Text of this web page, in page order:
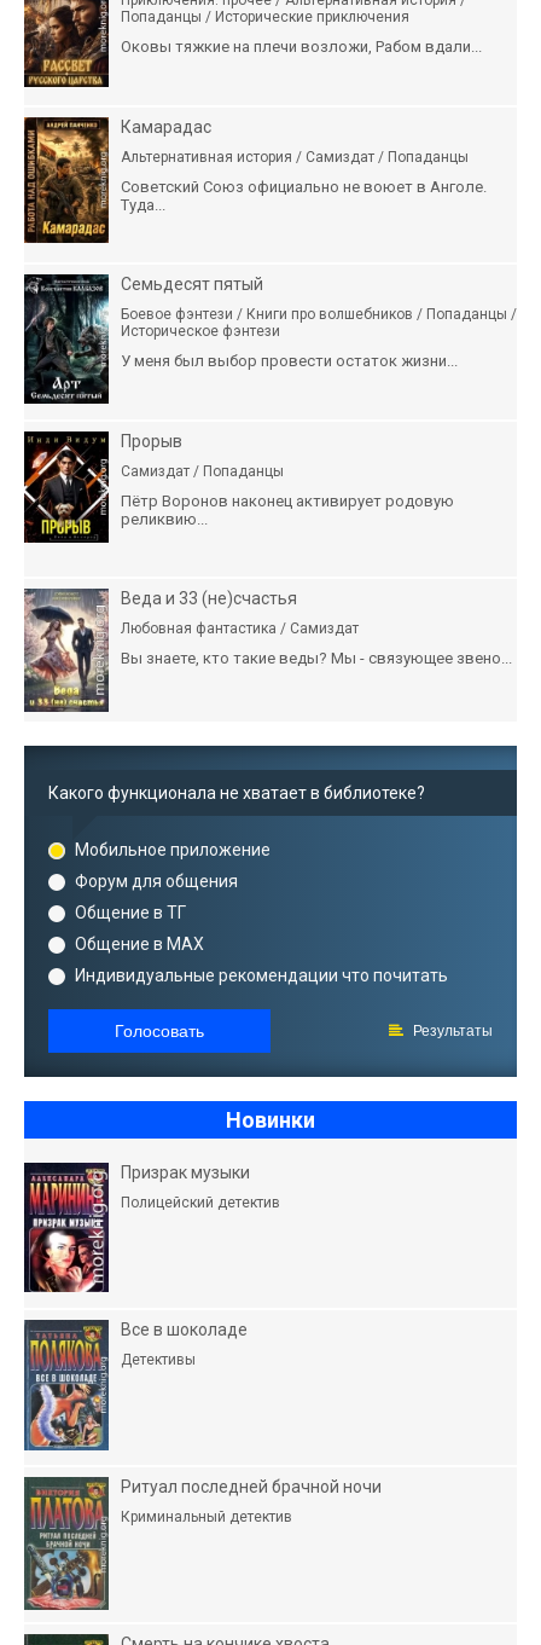
Попаданцы / Исторические приключения
Оковы тяжкие на плечи возложи, Рабом вдали...
Камарадас
Альтернативная история / Самиздат / Попаданцы
Советский Союз официально не воюет в Анголе.
Туда...
Семьдесят пятый
Боевое фэнтези / Книги про волшебников / Попаданцы /
Историческое фэнтези
У меня был выбор провести остаток жизни...
Прорыв
Самиздат / Попаданцы
Пётр Воронов наконец активирует родовую
реликвию...
Веда и 33 (не)счастья
Любовная фантастика / Самиздат
Вы знаете, кто такие веды? Мы - связующее звено...
Какого функционала не хватает в библиотеке?
Мобильное приложение
Форум для общения
Общение в ТГ
Общение в MAX
Индивидуальные рекомендации что почитать
Голосовать Результаты
Новинки
Призрак музыки
Полицейский детектив
Все в шоколаде
Детективы
Ритуал последней брачной ночи
Криминальный детектив